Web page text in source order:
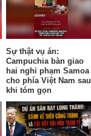
Sự thật vụ án:
Campuchia bàn giao
hai nghi phạm Samoa
cho phía Việt Nam sau
khi tóm gọn